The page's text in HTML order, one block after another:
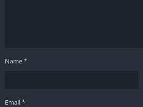
Name*
Email*